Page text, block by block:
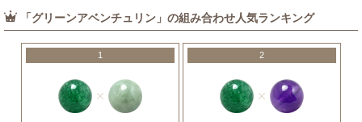
「グリーンアベンチュリン」の組み合わせ人気ランキング
1 2